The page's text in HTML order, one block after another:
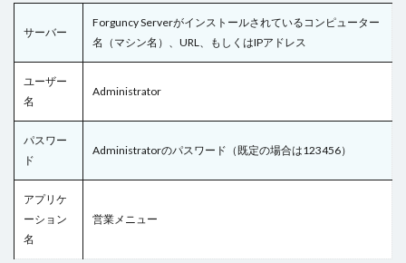
サーバー
Forguncy Serverがインストールされているコンピューター
名（マシン名）、URL、もしくはIPアドレス
ユーザー
名
Administrator
パスワー
ド
Administratorのパスワード（既定の場合は123456）
アプリケ
ーション
名
営業メニュー